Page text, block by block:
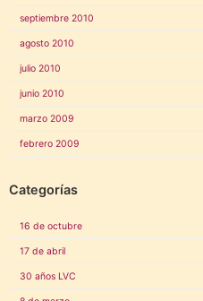
septiembre 2010
agosto 2010
julio 2010
junio 2010
marzo 2009
febrero 2009
Categorías
16 de octubre
17 de abril
30 años LVC